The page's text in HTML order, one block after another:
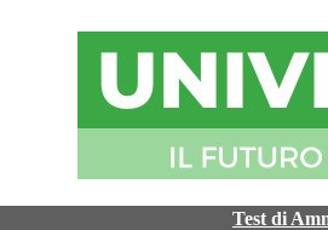
Test di